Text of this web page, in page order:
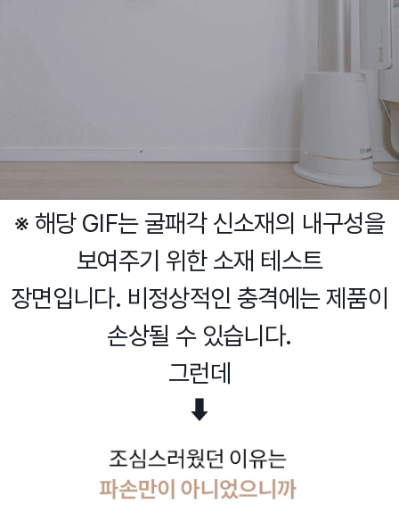
※ 해당 GIF는 굴패각 신소재의 내구성을
보여주기 위한 소재 테스트
장면입니다. 비정상적인 충격에는 제품이
손상될 수 있습니다.
그런데
⬇